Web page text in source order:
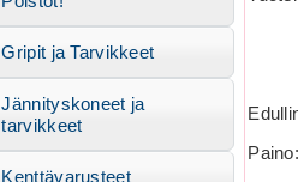
Gripit ja Tarvikkeet
Jännityskoneet ja
tarvikkeet
Kenttävarusteet